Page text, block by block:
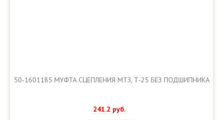
50-1601185 МУФТА СЦЕПЛЕНИЯ МТЗ, Т-25 БЕЗ ПОДШИПНИКА
241.2 руб.